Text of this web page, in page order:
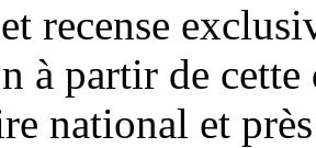
recense
à partir de
national et